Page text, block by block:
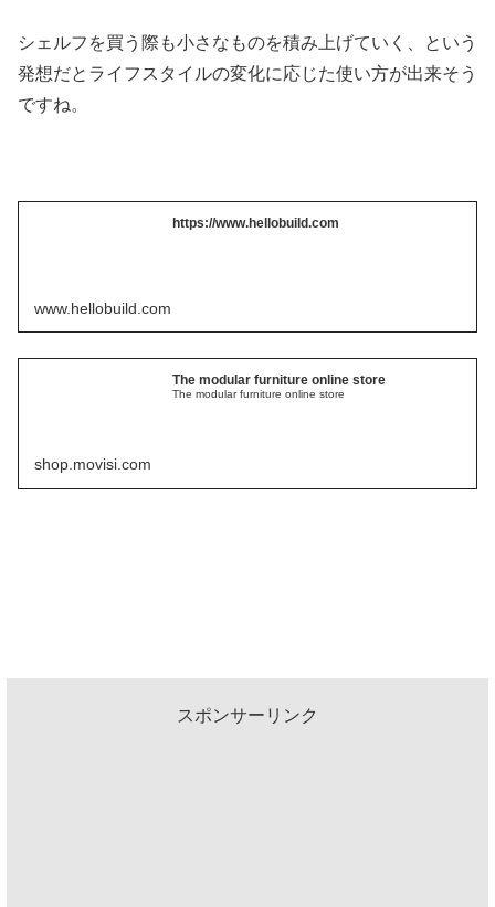
シェルフを買う際も小さなものを積み上げていく、という
発想だとライフスタイルの変化に応じた使い方が出来そう
ですね。
https://www.hellobuild.com
www.hellobuild.com
The modular furniture online store
The modular furniture online store
shop.movisi.com
スポンサーリンク